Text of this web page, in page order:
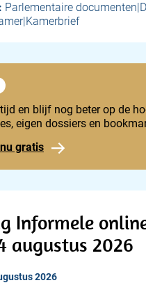
Parlementaire
1848 Pro
en blijf nog beter op de
eigen dossiers en
gratis
Informele
augustus 2026
2026